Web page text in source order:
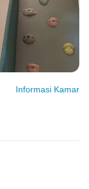
Informasi Kamar